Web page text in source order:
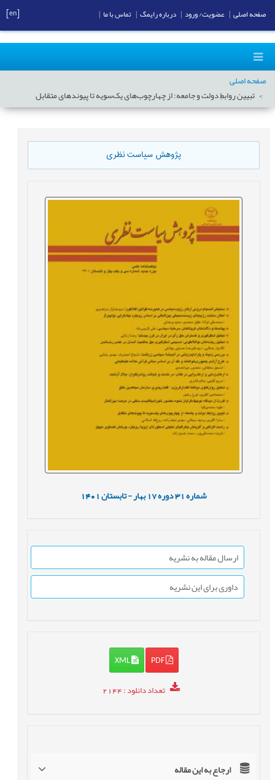
صفحه اصلی
تبیین روابطِ دولت و جامعه: از چهارچوب‌های یک‌سویه تا پیوندهای متقابل
پژوهش سیاست نظری
شماره31 دوره17 بهار - تابستان1401
ارسال مقاله به نشریه
داوری برای این نشریه
PDF
XML
تعداد دانلود: 2144
ارجاع به این مقاله
صفحه اصلی عضویت/ ورود درباره رایمگ تماس با ما